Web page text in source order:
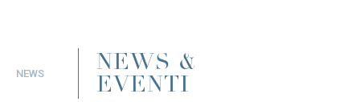
NEWS
NEWS &
EVENTI